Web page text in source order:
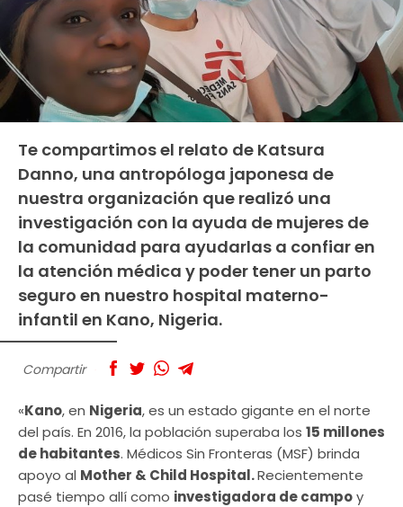
Te compartimos el relato de Katsura
Danno, una antropóloga japonesa de
nuestra organización que realizó una
investigación con la ayuda de mujeres de
la comunidad para ayudarlas a confiar en
la atención médica y poder tener un parto
seguro en nuestro hospital materno-
infantil en Kano, Nigeria.
Compartir
«Kano, en Nigeria, es un estado gigante en el norte
del país. En 2016, la población superaba los 15 millones
de habitantes. Médicos Sin Fronteras (MSF) brinda
apoyo al Mother & Child Hospital.Recientemente
pasé tiempo allí como investigadora de campoy